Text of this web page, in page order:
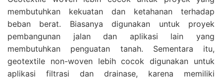
membutuhkan kekuatan dan ketahanan terhadap
beban berat. Biasanya digunakan untuk proyek
pembangunan jalan dan aplikasi lain yang
membutuhkan penguatan tanah. Sementara itu,
geotextile non-woven lebih cocok digunakan untuk
aplikasi filtrasi dan drainase, karena memiliki